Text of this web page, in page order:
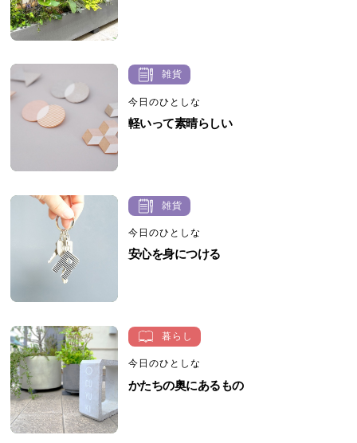
雑貨
今日のひとしな
軽いって素晴らしい
雑貨
今日のひとしな
安心を身につける
暮らし
今日のひとしな
かたちの奥にあるもの